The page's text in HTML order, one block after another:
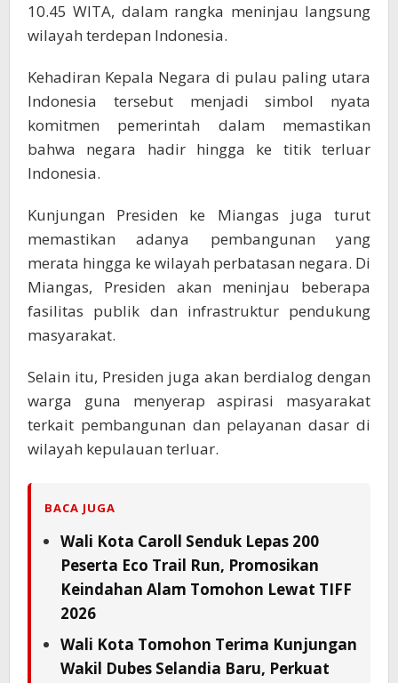
10.45 WITA, dalam rangka meninjau langsung
wilayah terdepan Indonesia.
Kehadiran Kepala Negara di pulau paling utara
Indonesia tersebut menjadi simbol nyata
komitmen pemerintah dalam memastikan
bahwa negara hadir hingga ke titik terluar
Indonesia.
Kunjungan Presiden ke Miangas juga turut
memastikan adanya pembangunan yang
merata hingga ke wilayah perbatasan negara. Di
Miangas, Presiden akan meninjau beberapa
fasilitas publik dan infrastruktur pendukung
masyarakat.
Selain itu, Presiden juga akan berdialog dengan
warga guna menyerap aspirasi masyarakat
terkait pembangunan dan pelayanan dasar di
wilayah kepulauan terluar.
BACA JUGA
Wali Kota Caroll Senduk Lepas 200
Peserta Eco Trail Run, Promosikan
Keindahan Alam Tomohon Lewat TIFF
2026
Wali Kota Tomohon Terima Kunjungan
Wakil Dubes Selandia Baru, Perkuat